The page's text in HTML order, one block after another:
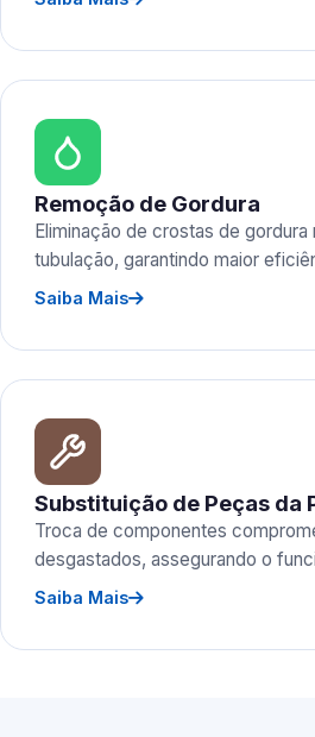
Remoção de Gordura
Eliminação de crostas de gordura
tubulação, garantindo maior
Saiba Mais
Substituição de Peças da
Troca de componentes
desgastados, assegurando o
Saiba Mais